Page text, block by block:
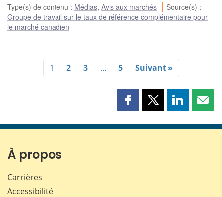
Type(s) de contenu : Médias, Avis aux marchés Source(s) :
Groupe de travail sur le taux de référence complémentaire pour
le marché canadien
1 2 3 … 5 Suivant »
Partager
page
Partager
page
Partager
page page
À propos
Carrières
Accessibilité